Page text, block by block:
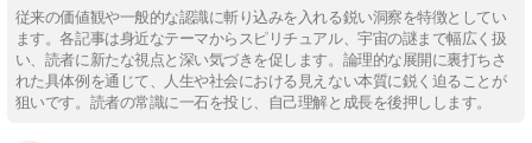
従来の価値観や一般的な認識に斬り込みを入れる鋭い洞察を特徴としてい
ます。各記事は身近なテーマからスピリチュアル、宇宙の謎まで幅広く扱
い、読者に新たな視点と深い気づきを促します。論理的な展開に裏打ちさ
れた具体例を通じて、人生や社会における見えない本質に鋭く迫ることが
狙いです。読者の常識に一石を投じ、自己理解と成長を後押しします。